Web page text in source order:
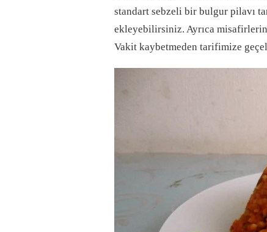
standart sebzeli bir bulgur pilavı
ekleyebilirsiniz. Ayrıca
Vakit kaybetmeden tarifimize